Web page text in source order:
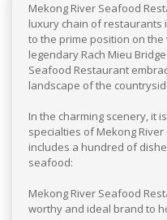
Mekong River Seafood
luxury chain of restaurants
to the prime position on
legendary Rach Mieu
Seafood Restaurant
landscape of the
In the charming scenery, it
specialties of Mekong
includes a hundred of
seafood:
Mekong River Seafood
worthy and ideal brand to